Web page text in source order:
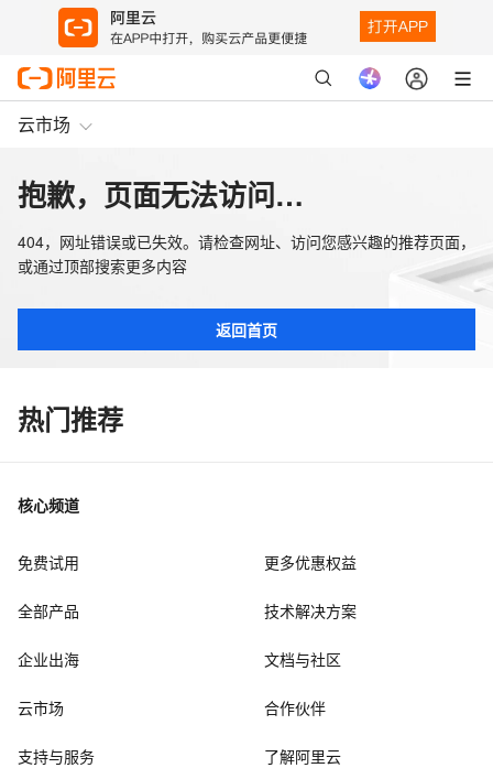
云市场
抱歉，页面无法访问…
404，网址错误或已失效。请检查网址、访问您感兴趣的推荐页面，
或通过顶部搜索更多内容
返回首页
热门推荐
核心频道
免费试用 更多优惠权益
全部产品 技术解决方案
企业出海 文档与社区
云市场 合作伙伴
支持与服务 了解阿里云